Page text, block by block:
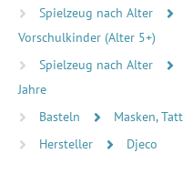
Spielzeug nach Alter
Vorschulkinder (Alter 5+)
Spielzeug nach Alter
Jahre
Basteln
Masken,
Hersteller
Djeco